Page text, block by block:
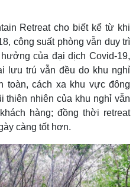
Quân sự - Quốc phòng
Vũ khí
Việt Nam
Phân tích
Retreat cho biết kể từ khi
công suất phòng vẫn duy trì
của đại dịch Covid-19,
lưu trú vẫn đều do khu nghỉ
toàn, cách xa khu vực đông
thiên nhiên của khu nghỉ vẫn
hàng; đồng thời retreat
càng tốt hơn.